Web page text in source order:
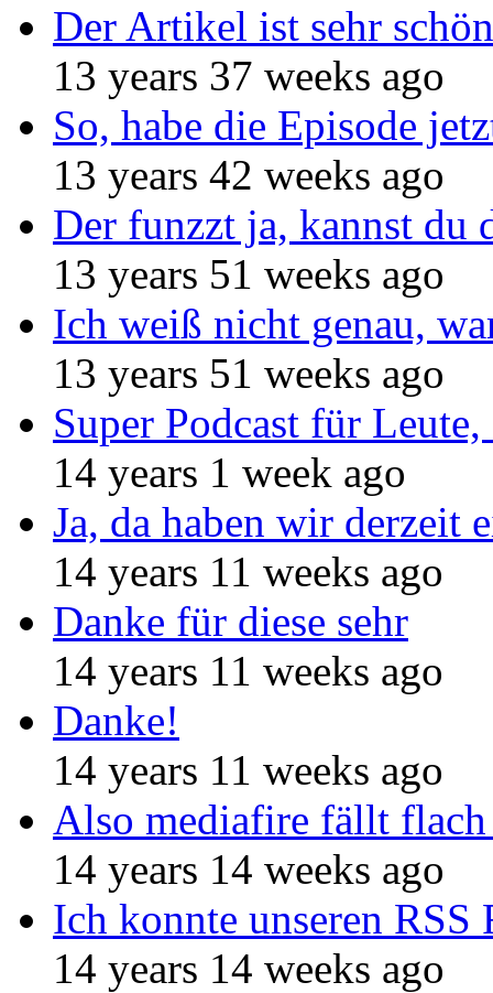
Der Artikel ist sehr schön
13 years 37 weeks ago
So, habe die Episode
13 years 42 weeks ago
Der funzzt ja, kannst du
13 years 51 weeks ago
Ich weiß nicht genau,
13 years 51 weeks ago
Super Podcast für Leute,
14 years 1 week ago
Ja, da haben wir derzeit
14 years 11 weeks ago
Danke für diese sehr
14 years 11 weeks ago
Danke!
14 years 11 weeks ago
Also mediafire fällt
14 years 14 weeks ago
Ich konnte unseren RSS
14 years 14 weeks ago